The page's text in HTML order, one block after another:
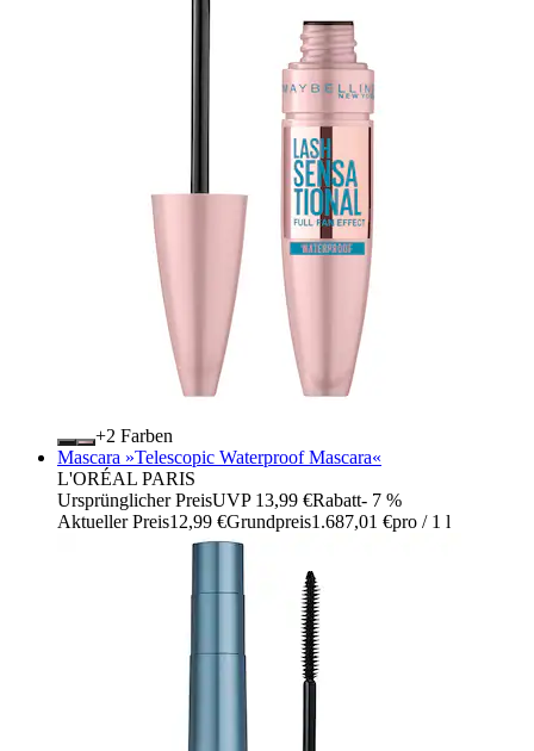
+
Farben
Mascara »Telescopic Waterproof Mascara«
L'ORÉAL PARIS
Ursprünglicher PreisUVP 13,99 €Rabatt- 7 %
Aktueller Preis12,99 €Grundpreis1.687,01 €pro / 1 l